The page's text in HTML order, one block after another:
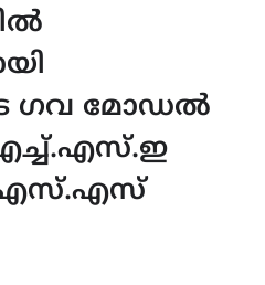
ഗവ മോഡൽ